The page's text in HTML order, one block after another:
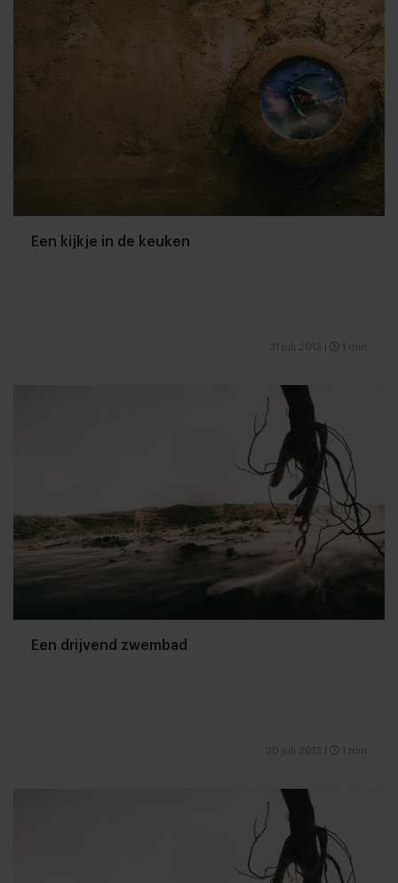
Een kijkje in de keuken
31 juli 2013 1 min
Een drijvend zwembad
30 juli 2013 1 min